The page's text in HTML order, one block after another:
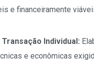
e financeiramente
Individual:
e econômicas